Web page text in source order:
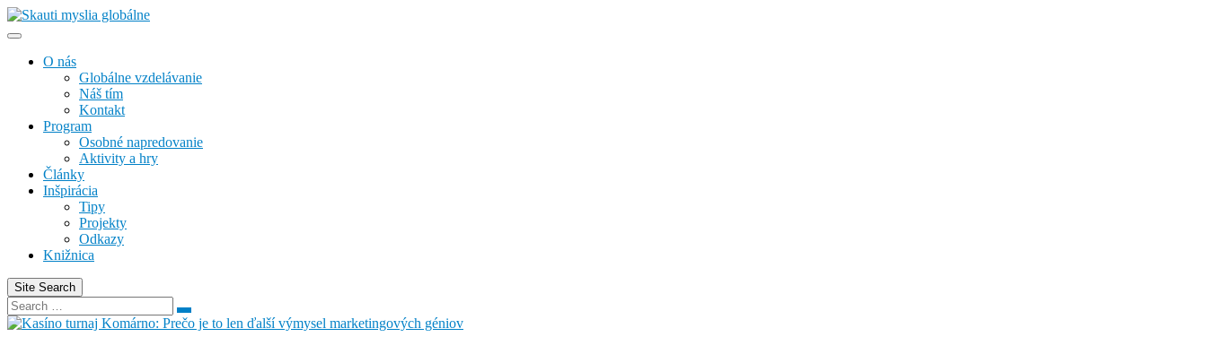
Skip
to
O nás
Globálne vzdelávanie
Náš tím
Kontakt
Program
Osobné napredovanie
Aktivity a hry
Články
Inšpirácia
Tipy
Projekty
Odkazy
Knižnica
Site Search
Search
for:
Search